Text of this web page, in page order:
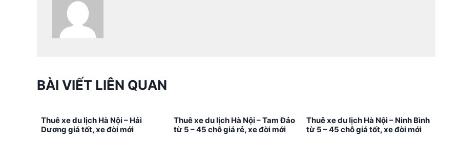
BÀI VIẾT LIÊN QUAN
Thuê xe du lịch Hà Nội – Hải
Dương giá tốt, xe đời mới
Thuê xe du lịch Hà Nội – Tam Đảo
từ 5 – 45 chỗ giá rẻ, xe đời mới
Thuê xe du lịch Hà Nội – Ninh Bình
từ 5 – 45 chỗ giá tốt, xe đời mới